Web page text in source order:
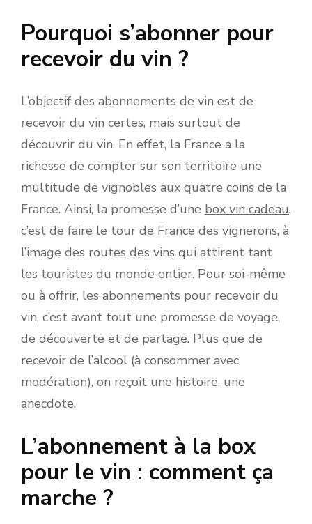
Pourquoi s’abonner pour
recevoir du vin ?
L’objectif des abonnements de vin est de
recevoir du vin certes, mais surtout de
découvrir du vin. En effet, la France a la
richesse de compter sur son territoire une
multitude de vignobles aux quatre coins de la
France. Ainsi, la promesse d’une box vin cadeau,
c’est de faire le tour de France des vignerons, à
l’image des routes des vins qui attirent tant
les touristes du monde entier. Pour soi-même
ou à offrir, les abonnements pour recevoir du
vin, c’est avant tout une promesse de voyage,
de découverte et de partage. Plus que de
recevoir de l’alcool (à consommer avec
modération), on reçoit une histoire, une
anecdote.
L’abonnement à la box
pour le vin : comment ça
marche ?